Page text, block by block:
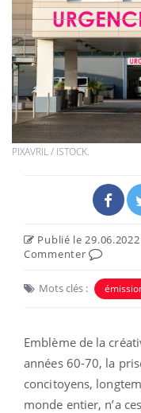
PIXAVRIL / ISTOCK.
Publié le
Commenter
Mots clés :
Emblème de la
années 60-70, la
concitoyens,
monde entier, n’a